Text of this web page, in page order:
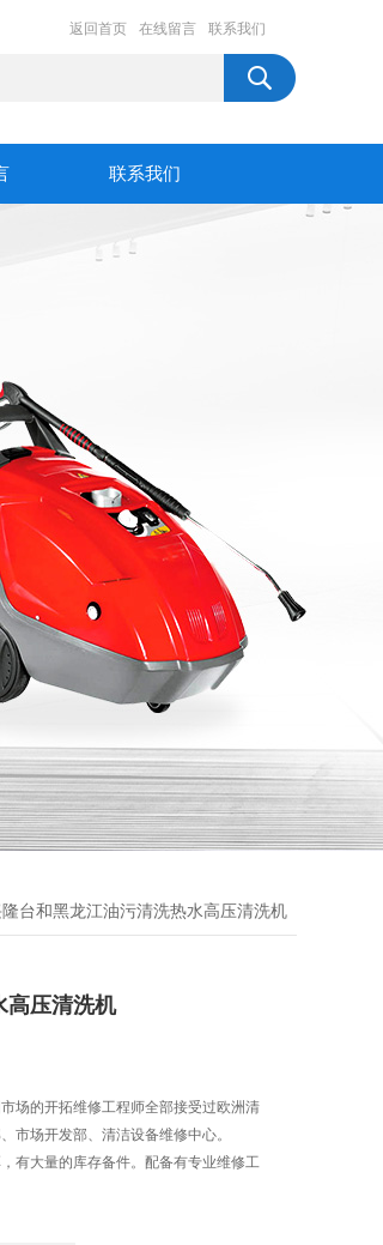
返回首页 在线留言 联系我们
联系我们
台和黑龙江油污清洗热水高压清洗机
高压清洗机
场的开拓维修工程师全部接受过欧洲清
市场开发部、清洁设备维修中心。
有大量的库存备件。配备有专业维修工